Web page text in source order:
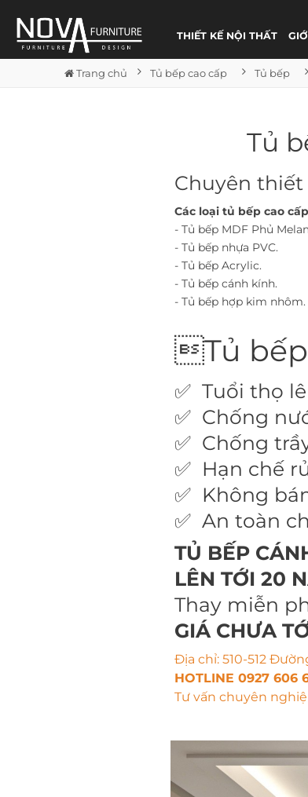
THIẾT KẾ NỘI THẤT
Trang chủ Tủ bếp cao cấp Tủ bếp
Tủ
Chuyên
Các loại tủ bếp cao
- Tủ bếp MDF Phủ
- Tủ bếp nhựa PVC.
- Tủ bếp Acrylic.
- Tủ bếp cánh kính.
- Tủ bếp hợp kim nhôm.
Tủ
✅ Tuổi thọ
✅ Chống
✅ Chống
✅ Hạn chế
✅ Không
✅ An toàn
TỦ BẾP
LÊN TỚI 20
Thay miễn
GIÁ CHƯA
Địa chỉ: 510-512
HOTLINE 0927 606
Tư vấn chuyên